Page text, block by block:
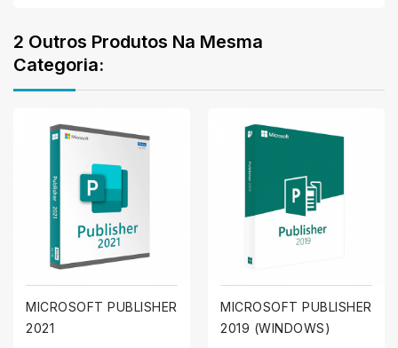
2 Outros Produtos Na Mesma
Categoria:
MICROSOFT PUBLISHER
2021
MICROSOFT PUBLISHER
2019 (WINDOWS)